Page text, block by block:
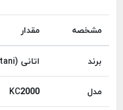
مشخصه مقدار
برند
اتانی (Attani)
مدل
KC2000